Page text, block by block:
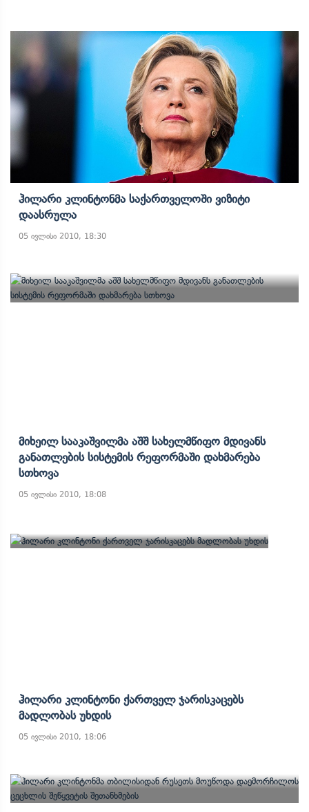
Ჰილარი Კლინტონმა Საქართველოში Ვიზიტი
Დაასრულა
05 ივლისი 2010, 18:30
Მიხეილ Სააკაშვილმა Აშშ Სახელმწიფო Მდივანს
Განათლების Სისტემის Რეფორმაში Დახმარება
Სთხოვა
05 ივლისი 2010, 18:08
Ჰილარი Კლინტონი Ქართველ Ჯარისკაცებს
Მადლობას Უხდის
05 ივლისი 2010, 18:06